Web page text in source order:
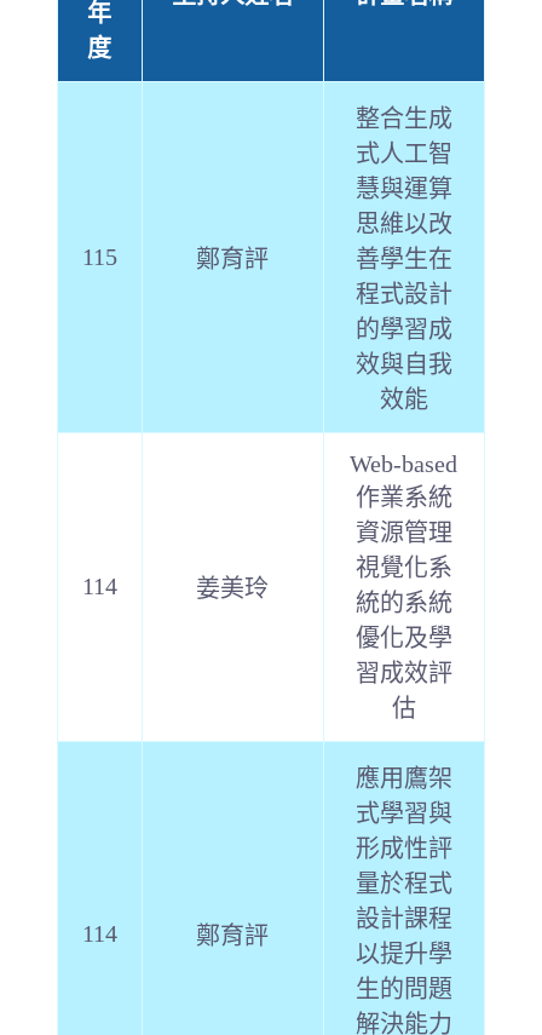
年
度
115 鄭育評
整合生成
式人工智
慧與運算
思維以改
善學生在
程式設計
的學習成
效與自我
效能
114 姜美玲
Web-based
作業系統
資源管理
視覺化系
統的系統
優化及學
習成效評
估
114 鄭育評
應用鷹架
式學習與
形成性評
量於程式
設計課程
以提升學
生的問題
解決能力